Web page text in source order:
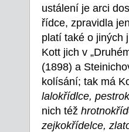
ustálení je arci
řídce, zpravidla
platí také o jiných
Kott jich v
(1898) a
kolísání; tak má
lalokřídlce,
nich též
zejkokřídelce,